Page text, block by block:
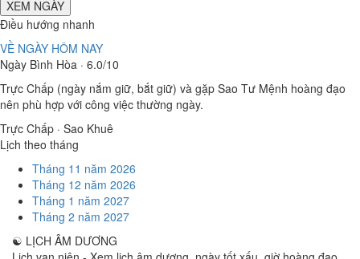
XEM NGÀY
Điều hướng nhanh
VỀ NGÀY HÔM NAY
Ngày Bình Hòa · 6.0/10
Trực Chấp (ngày nắm giữ, bắt giữ) và gặp Sao Tư Mệnh hoàng đạo
nên phù hợp với công việc thường ngày.
Trực Chấp · Sao Khuê
Lịch theo tháng
Tháng 11 năm 2026
Tháng 12 năm 2026
Tháng 1 năm 2027
Tháng 2 năm 2027
☯ LỊCH ÂM DƯƠNG